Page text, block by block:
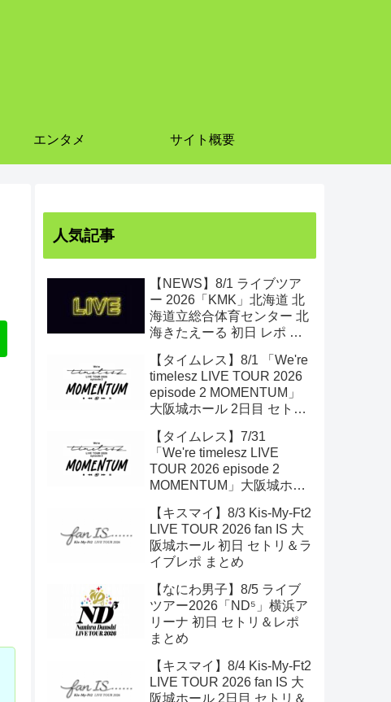
エンタメ サイト概要
人気記事
【NEWS】8/1 ライブツア
ー 2026「KMK」北海道 北
海道立総合体育センター 北
海きたえーる 初日 レポ ま
【タイムレス】8/1 「We're
timelesz LIVE TOUR 2026
episode 2 MOMENTUM」
大阪城ホール 2日目 セトリ
【タイムレス】7/31
「We're timelesz LIVE
TOUR 2026 episode 2
MOMENTUM」大阪城ホー
【キスマイ】8/3 Kis-My-Ft2
LIVE TOUR 2026 fan IS 大
阪城ホール 初日 セトリ＆ラ
イブレポ まとめ
【なにわ男子】8/5 ライブ
ツアー2026「ND⁵」横浜ア
リーナ 初日 セトリ＆レポ
まとめ
【キスマイ】8/4 Kis-My-Ft2
LIVE TOUR 2026 fan IS 大
阪城ホール 2日目 セトリ＆